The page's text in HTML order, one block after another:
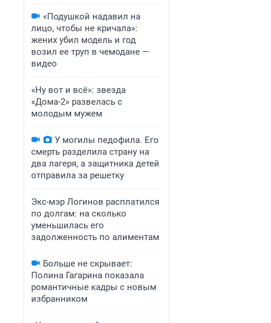
«Подушкой надавил на
лицо, чтобы не кричала»:
жених убил модель и год
возил ее труп в чемодане —
видео
«Ну вот и всё»: звезда
«Дома-2» развелась с
молодым мужем
У могилы педофила. Его
смерть разделила страну на
два лагеря, а защитника детей
отправила за решетку
Экс-мэр Логинов расплатился
по долгам: на сколько
уменьшилась его
задолженность по алиментам
Больше не скрывает:
Полина Гагарина показала
романтичные кадры с новым
избранником